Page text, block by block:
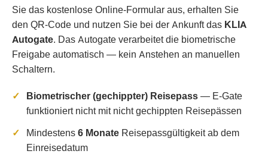
Sie das kostenlose Online-Formular aus, erhalten Sie
den QR-Code und nutzen Sie bei der Ankunft das KLIA
Autogate. Das Autogate verarbeitet die biometrische
Freigabe automatisch — kein Anstehen an manuellen
Schaltern.
Biometrischer (gechippter) Reisepass— E-Gate
funktioniert nicht mit nicht gechippten Reisepässen
Mindestens6 Monate Reisepassgültigkeit ab dem
Einreisedatum